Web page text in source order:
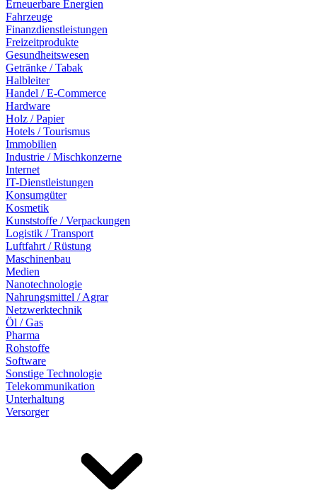
Erneuerbare Energien
Fahrzeuge
Finanzdienstleistungen
Freizeitprodukte
Gesundheitswesen
Getränke / Tabak
Halbleiter
Handel / E-Commerce
Hardware
Holz / Papier
Hotels / Tourismus
Immobilien
Industrie / Mischkonzerne
Internet
IT-Dienstleistungen
Konsumgüter
Kosmetik
Kunststoffe / Verpackungen
Logistik / Transport
Luftfahrt / Rüstung
Maschinenbau
Medien
Nanotechnologie
Nahrungsmittel / Agrar
Netzwerktechnik
Öl / Gas
Pharma
Rohstoffe
Software
Sonstige Technologie
Telekommunikation
Unterhaltung
Versorger